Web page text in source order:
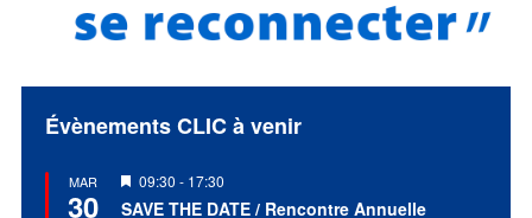
Évènements CLIC à venir
MAR
30
Mis
en
09:30 - 17:30
SAVE THE DATE / Rencontre Annuelle